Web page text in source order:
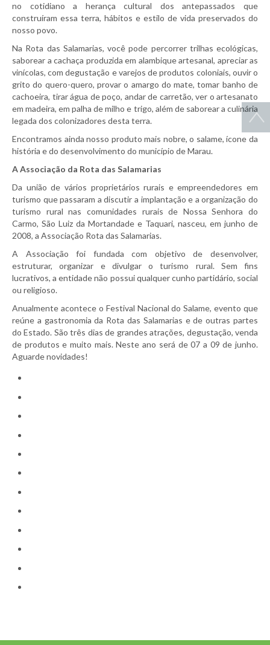
no cotidiano a herança cultural dos antepassados que
construíram essa terra, hábitos e estilo de vida preservados do
nosso povo.
Na Rota das Salamarias, você pode percorrer trilhas ecológicas,
saborear a cachaça produzida em alambique artesanal, apreciar as
vinícolas, com degustação e varejos de produtos coloniais, ouvir o
grito do quero-quero, provar o amargo do mate, tomar banho de
cachoeira, tirar água de poço, andar de carretão, ver o artesanato
em madeira, em palha de milho e trigo, além de saborear a culinária
legada dos colonizadores desta terra.
Encontramos ainda nosso produto mais nobre, o salame, ícone da
história e do desenvolvimento do município de Marau.
A Associação da Rota das Salamarias
Da união de vários proprietários rurais e empreendedores em
turismo que passaram a discutir a implantação e a organização do
turismo rural nas comunidades rurais de Nossa Senhora do
Carmo, São Luiz da Mortandade e Taquari, nasceu, em junho de
2008, a Associação Rota das Salamarias.
A Associação foi fundada com objetivo de desenvolver,
estruturar, organizar e divulgar o turismo rural. Sem fins
lucrativos, a entidade não possui qualquer cunho partidário, social
ou religioso.
Anualmente acontece o Festival Nacional do Salame, evento que
reúne a gastronomia da Rota das Salamarias e de outras partes
do Estado. São três dias de grandes atrações, degustação, venda
de produtos e muito mais. Neste ano será de 07 a 09 de junho.
Aguarde novidades!